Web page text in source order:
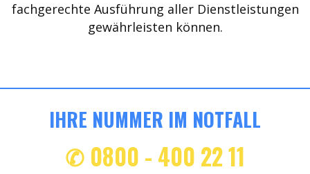
fachgerechte Ausführung aller Dienstleistungen
gewährleisten können.
IHRE NUMMER IM NOTFALL
✆ 0800 - 400 22 11